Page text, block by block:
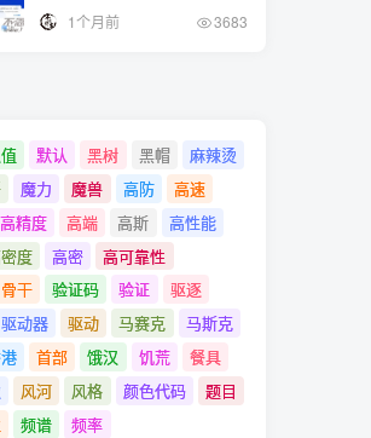
1个月前 3683
默认 黑树 黑帽
麻辣烫
魔力 魔兽 高防
高速
高精度 高端 高斯
高性能
度 高密
高可靠性
骨干 验证码 验证
驱逐
驱动器 驱动 马赛克
马斯克
首部 饿汉 饥荒
餐具
风河 风格 颜色代码
题目
频谱 频率